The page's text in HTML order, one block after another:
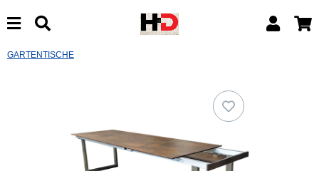
GARTENTISCHE